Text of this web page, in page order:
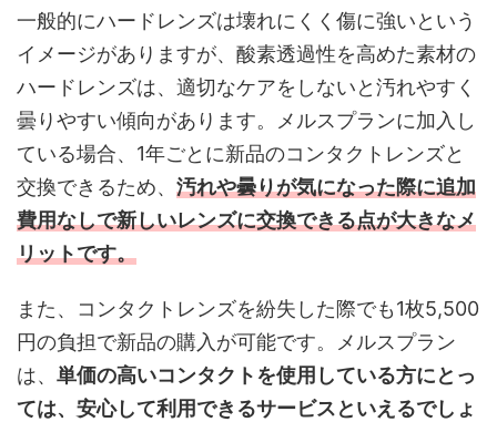
一般的にハードレンズは壊れにくく傷に強いという
イメージがありますが、酸素透過性を高めた素材の
ハードレンズは、適切なケアをしないと汚れやすく
曇りやすい傾向があります。メルスプランに加入し
ている場合、1年ごとに新品のコンタクトレンズと
交換できるため、 汚れや曇りが気になった際に追加
費用なしで新しいレンズに交換できる点が大きなメ
リットです。
また、コンタクトレンズを紛失した際でも1枚5,500
円の負担で新品の購入が可能です。メルスプラン
は、 単価の高いコンタクトを使用している方にとっ
ては、安心して利用できるサービスといえるでしょ